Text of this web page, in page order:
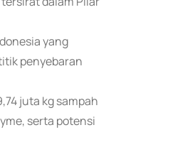
yang
penyebaran
juta kg sampah
serta potensi